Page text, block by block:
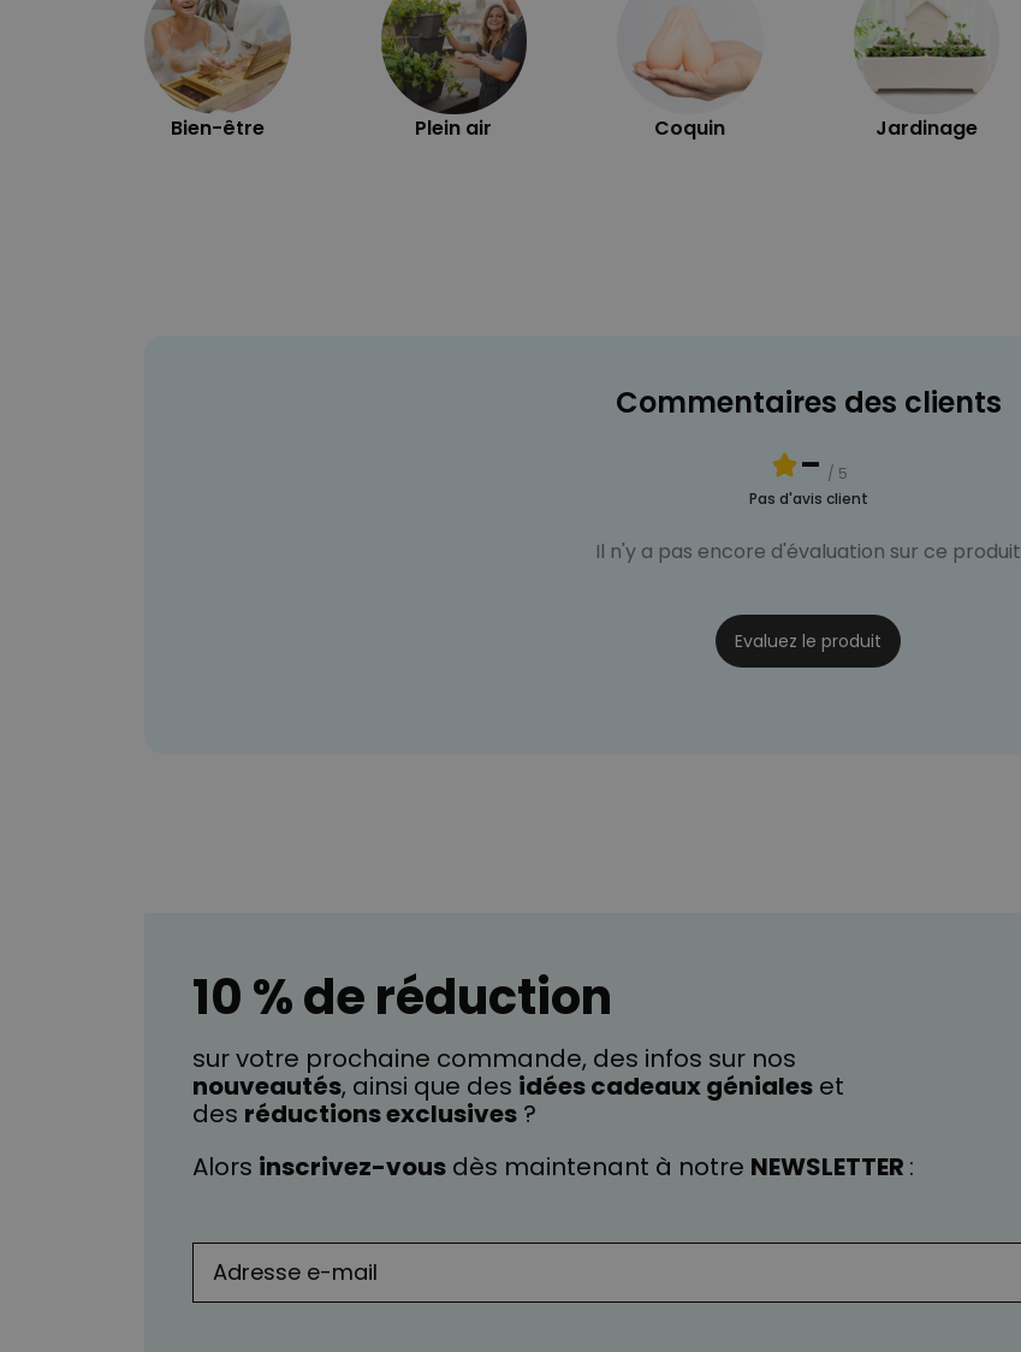
Bien-être Plein air Coquin Jardinage
Commentaires des clients
- / 5
Pas d'avis client
Il n'y a pas encore d'évaluation sur ce produit
Evaluez le produit
10 % de réduction
sur votre prochaine commande, des infos sur nos
nouveautés, ainsi que des idées cadeaux géniales et
des réductions exclusives ?
Alors inscrivez-vous dès maintenant à notre NEWSLETTER :